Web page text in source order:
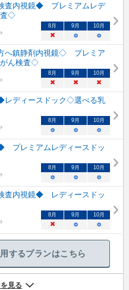
査内視鏡◆ プレミアムレデ
査◇
8 月 9 月 10月
× ○ ○
へ鎮静剤内視鏡◇ プレミア
ん検査◇
8 月 9 月 10月
× × ×
レディースドック◇選べる乳
8 月 9 月 10月
○ ○ ○
プレミアムレディースドッ
8 月 9 月 10月
○ ○ ○
査内視鏡◆ レディースドッ
8 月 9 月 10月
× ○ ○
するプランはこちら
見る